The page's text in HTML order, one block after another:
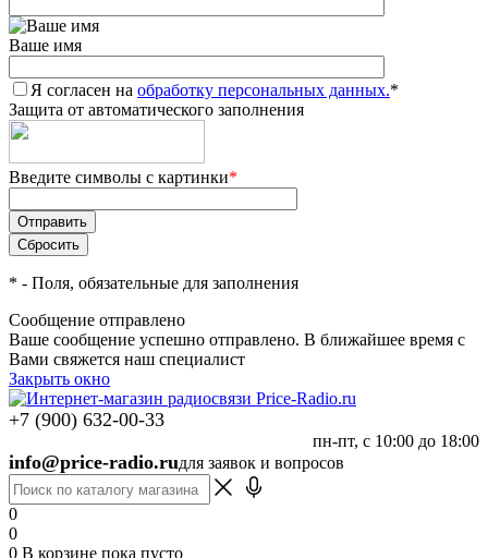
Ваше имя
Я согласен на обработку персональных данных.*
Защита от автоматического заполнения
Введите символы с картинки*
* - Поля, обязательные для заполнения
Сообщение отправлено
Ваше сообщение успешно отправлено. В ближайшее время с
Вами свяжется наш специалист
Закрыть окно
+7 (900) 632-00-33
пн-пт, с 10:00 до 18:00
info@price-radio.ruдля заявок и вопросов
0
0
0 В корзине пока пусто